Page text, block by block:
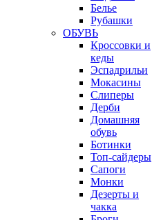
Белье
Рубашки
ОБУВЬ
Кроссовки и
кеды
Эспадрильи
Мокасины
Слиперы
Дерби
Домашняя
обувь
Ботинки
Топ-сайдеры
Сапоги
Монки
Дезерты и
чакка